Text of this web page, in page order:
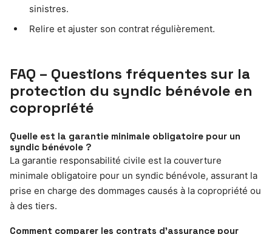
sinistres.
Relire et ajuster son contrat régulièrement.
FAQ – Questions fréquentes sur la
protection du syndic bénévole en
copropriété
Quelle est la garantie minimale obligatoire pour un
syndic bénévole ?
La garantie responsabilité civile est la couverture
minimale obligatoire pour un syndic bénévole, assurant la
prise en charge des dommages causés à la copropriété ou
à des tiers.
Comment comparer les contrats d’assurance pour